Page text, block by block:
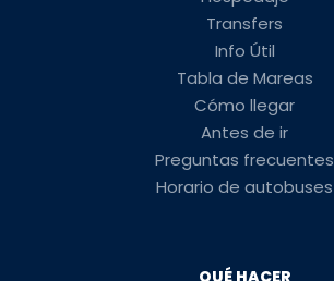
Transfers
Info Útil
Tabla de Mareas
Cómo llegar
Antes de ir
Preguntas frecuentes
Horario de autobuses
QUÉ HACER